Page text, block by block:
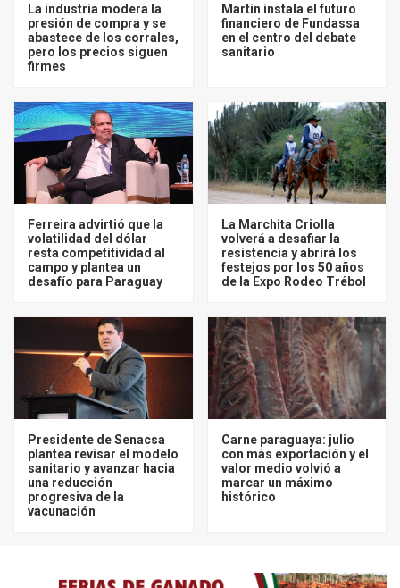
La industria modera la
presión de compra y se
abastece de los corrales,
pero los precios siguen
firmes
Martin instala el futuro
financiero de Fundassa
en el centro del debate
sanitario
Ferreira advirtió que la
volatilidad del dólar
resta competitividad al
campo y plantea un
desafío para Paraguay
La Marchita Criolla
volverá a desafiar la
resistencia y abrirá los
festejos por los 50 años
de la Expo Rodeo Trébol
Presidente de Senacsa
plantea revisar el modelo
sanitario y avanzar hacia
una reducción
progresiva de la
vacunación
Carne paraguaya: julio
con más exportación y el
valor medio volvió a
marcar un máximo
histórico